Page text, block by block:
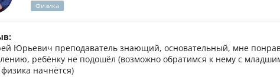
Физика
Юрьевич преподаватель знающий, основательный, мне
ребёнку не подошёл (возможно обратимся к нему с
физика начнётся)